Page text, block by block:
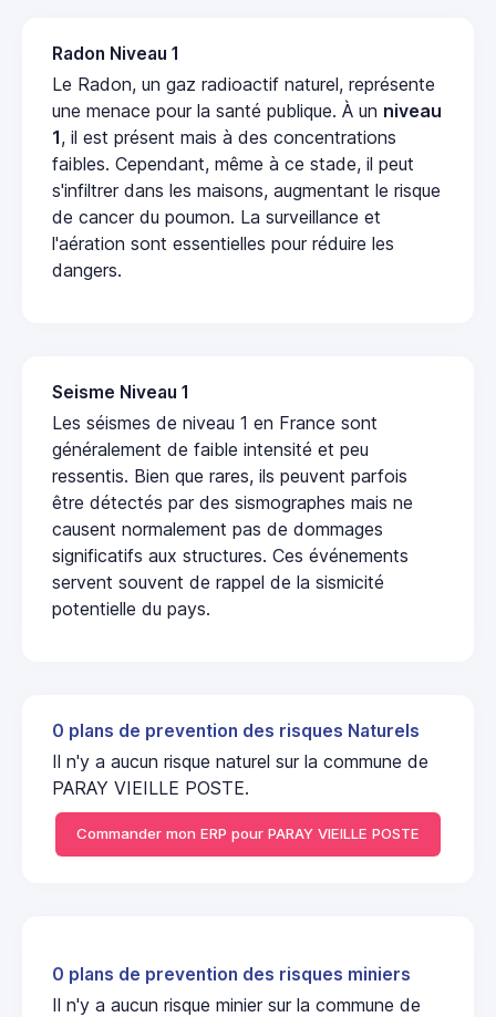
Radon Niveau 1
Le Radon, un gaz radioactif naturel, représente
une menace pour la santé publique. À un niveau
1, il est présent mais à des concentrations
faibles. Cependant, même à ce stade, il peut
s'infiltrer dans les maisons, augmentant le risque
de cancer du poumon. La surveillance et
l'aération sont essentielles pour réduire les
dangers.
Seisme Niveau 1
Les séismes de niveau 1 en France sont
généralement de faible intensité et peu
ressentis. Bien que rares, ils peuvent parfois
être détectés par des sismographes mais ne
causent normalement pas de dommages
significatifs aux structures. Ces événements
servent souvent de rappel de la sismicité
potentielle du pays.
0 plans de prevention des risques Naturels
Il n'y a aucun risque naturel sur la commune de
PARAY VIEILLE POSTE.
Commander mon ERP pour PARAY VIEILLE POSTE
0 plans de prevention des risques miniers
Il n'y a aucun risque minier sur la commune de